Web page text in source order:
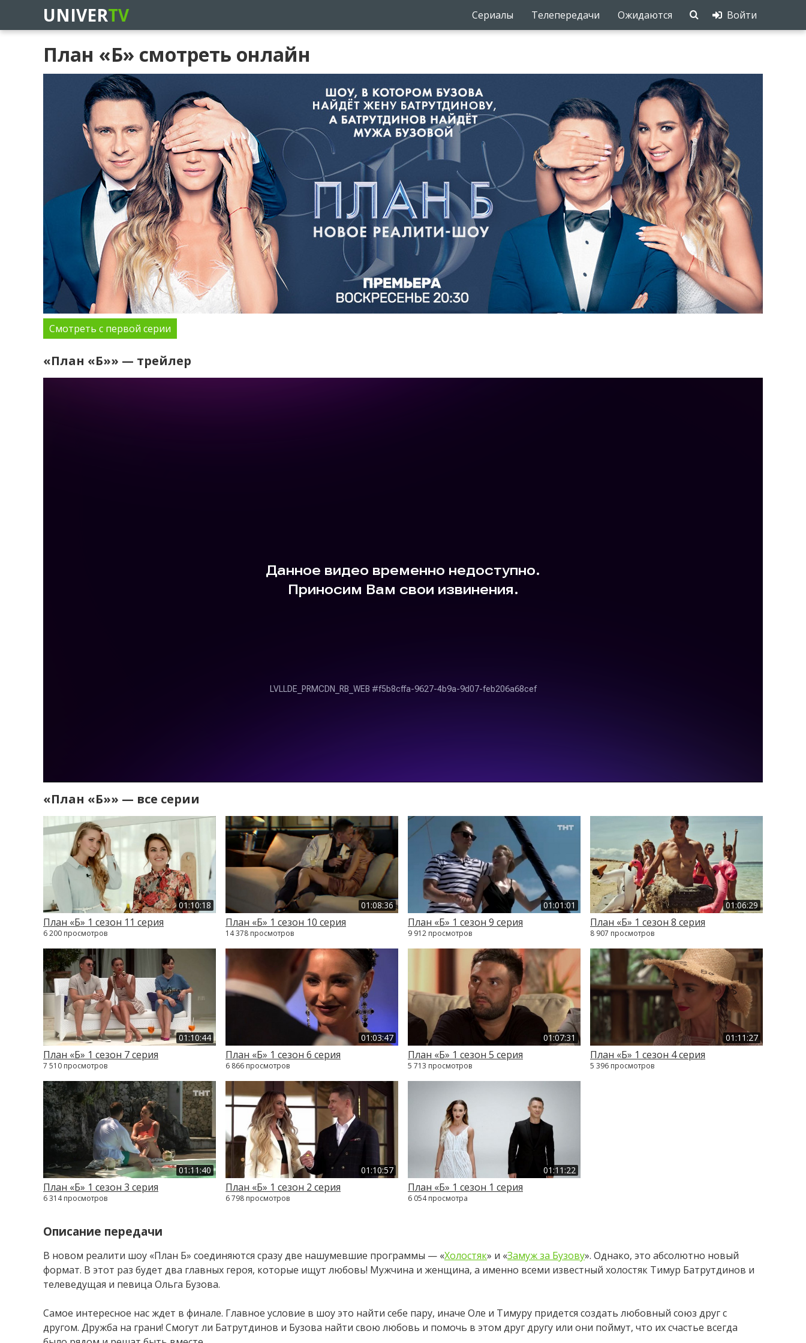
UNIVERTV Сериалы Телепередачи Ожидаются Войти
План «Б» смотреть онлайн
Смотреть с первой серии
«План «Б»» — трейлер
«План «Б»» — все серии
01:10:18
План «Б» 1 сезон 11 серия
6 200 просмотров
01:08:36
План «Б» 1 сезон 10 серия
14 378 просмотров
01:01:01
План «Б» 1 сезон 9 серия
9 912 просмотров
01:06:29
План «Б» 1 сезон 8 серия
8 907 просмотров
01:10:44
План «Б» 1 сезон 7 серия
7 510 просмотров
01:03:47
План «Б» 1 сезон 6 серия
6 866 просмотров
01:07:31
План «Б» 1 сезон 5 серия
5 713 просмотров
01:11:27
План «Б» 1 сезон 4 серия
5 396 просмотров
01:11:40
План «Б» 1 сезон 3 серия
6 314 просмотров
01:10:57
План «Б» 1 сезон 2 серия
6 798 просмотров
01:11:22
План «Б» 1 сезон 1 серия
6 054 просмотра
Описание передачи
В новом реалити шоу «План Б» соединяются сразу две нашумевшие программы — «Холостяк» и «Замуж за Бузову». Однако, это абсолютно новый
формат. В этот раз будет два главных героя, которые ищут любовь! Мужчина и женщина, а именно всеми известный холостяк Тимур Батрутдинов и
телеведущая и певица Ольга Бузова.
Самое интересное нас ждет в финале. Главное условие в шоу это найти себе пару, иначе Оле и Тимуру придется создать любовный союз друг с
другом. Дружба на грани! Смогут ли Батрутдинов и Бузова найти свою любовь и помочь в этом друг другу или они поймут, что их счастье всегда